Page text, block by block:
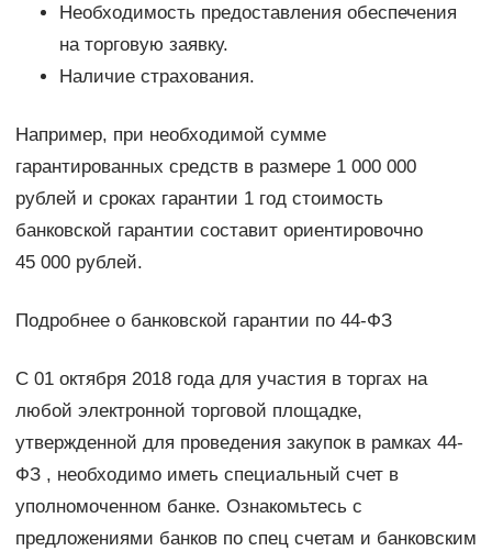
Необходимость предоставления обеспечения
на торговую заявку.
Наличие страхования.
Например, при необходимой сумме
гарантированных средств в размере 1 000 000
рублей и сроках гарантии 1 год стоимость
банковской гарантии составит ориентировочно
45 000 рублей.
Подробнее о банковской гарантии по 44-ФЗ
С 01 октября 2018 года для участия в торгах на
любой электронной торговой площадке,
утвержденной для проведения закупок в рамках 44-
ФЗ , необходимо иметь специальный счет в
уполномоченном банке. Ознакомьтесь с
предложениями банков по спец счетам и банковским